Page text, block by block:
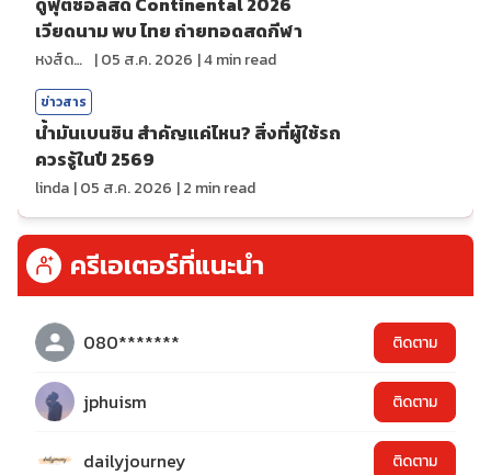
เวียดนาม พบ ไทย ถ่ายทอดสดกีฬา
หงส์ดรุณ |05 ส.ค. 2026 |4min read
ข่าวสาร
น้ำมันเบนซิน สำคัญแค่ไหน? สิ่งที่ผู้ใช้รถ
ควรรู้ในปี 2569
linda |05 ส.ค. 2026 |2 min read
ครีเอเตอร์ที่แนะนำ
080******* ติดตาม
jphuism ติดตาม
dailyjourney ติดตาม